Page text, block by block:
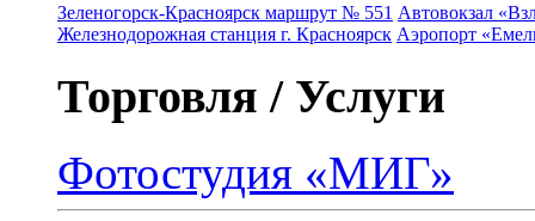
Зеленогорск-Красноярск маршрут № 551 Автовокзал
Железнодорожная станция г. Красноярск Аэропорт
Торговля / Услуги
Фотостудия «МИГ»